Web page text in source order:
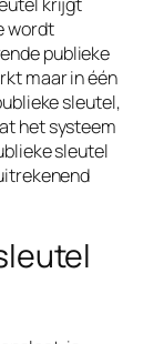
wordt
publieke
maar in één
sleutel,
het systeem
sleutel